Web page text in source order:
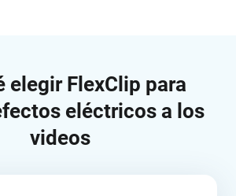
elegir FlexClip para
eléctricos a los
videos